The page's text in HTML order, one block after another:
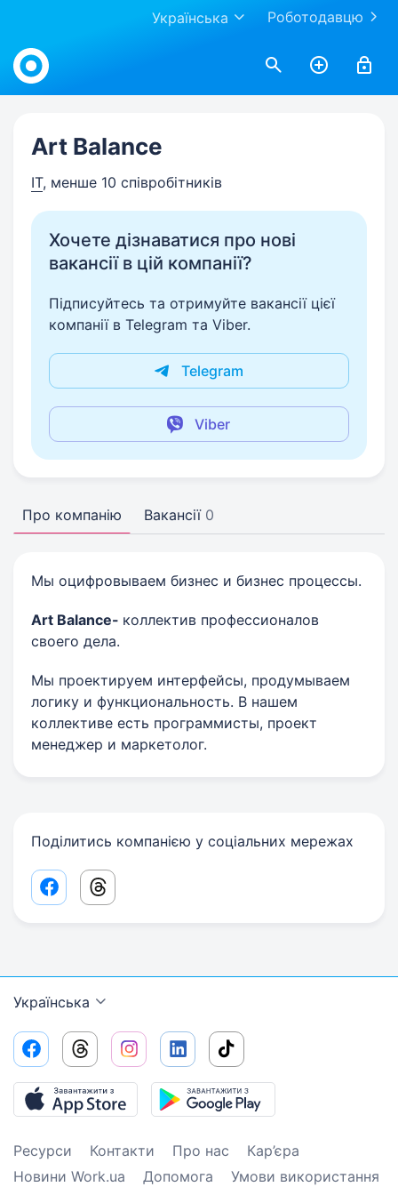
Роботодавцю
Українська
Work.ua
Art Balance
IT, менше 10 співробітників
Хочете дізнаватися про нові
вакансії в цій компанії?
Підписуйтесь та отримуйте вакансії цієї
компанії в Telegram та Viber.
Telegram
Viber
Про компанію Вакансії 0
Мы оцифровываем бизнес и бизнес процессы.
Art Balance- коллектив профессионалов
своего дела.
Мы проектируем интерфейсы, продумываем
логику и функциональность. В нашем
коллективе есть программисты, проект
менеджер и маркетолог.
Поділитись компанією у соціальних мережах
Facebook share link
Threads share link
Українська
Ресурси Контакти Про нас
Кар’єра
Новини Work.ua
Допомога Умови використання